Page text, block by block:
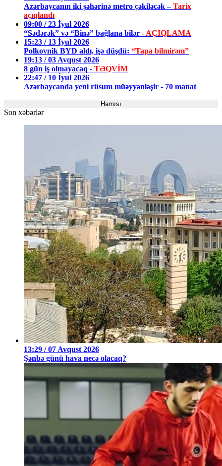
Azərbaycanın iki şəhərinə metro çəkiləcək –Tarix
açıqlandı
09:00 / 23 İyul 2026
“Sədərək” və “Binə” bağlana bilər - AÇIQLAMA
15:23 / 13 İyul 2026
Polkovnik BYD aldı, işə düşdü: “Tapa bilmirəm”
19:13 / 03 Avqust 2026
8 gün iş olmayacaq - TƏQVİM
22:47 / 10 İyul 2026
Azərbaycanda yeni rüsum müəyyənləşir - 70 manat
Hamısı
Son xəbərlər
13:29 / 07 Avqust 2026
Şənbə günü hava necə olacaq?